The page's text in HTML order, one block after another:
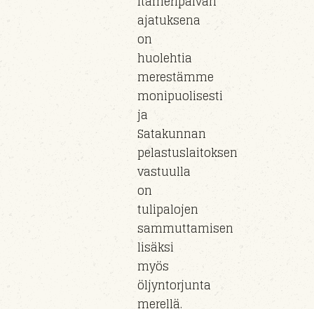
ajatuksena
on
huolehtia
merestämme
monipuolisesti
ja
Satakunnan
pelastuslaitoksen
vastuulla
on
tulipalojen
sammuttamisen
lisäksi
myös
öljyntorjunta
merellä.